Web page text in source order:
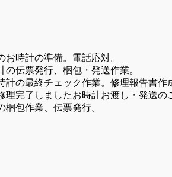
お時計の準備。電話応対。
の伝票発行、梱包・発送作業。
計の最終チェック作業。修理報告書作
理完了しましたお時計お渡し・発送の
包作業、伝票発行。